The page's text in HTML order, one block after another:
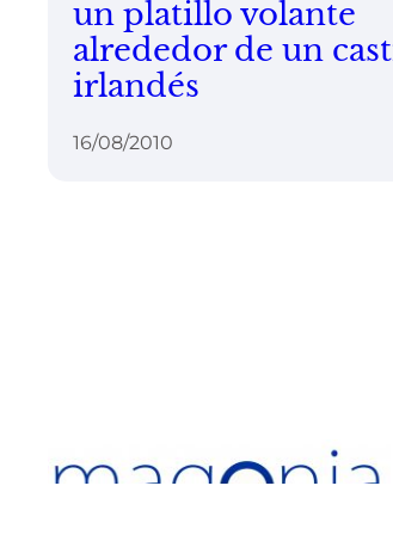
un platillo volante
alrededor de un
irlandés
16/08/2010